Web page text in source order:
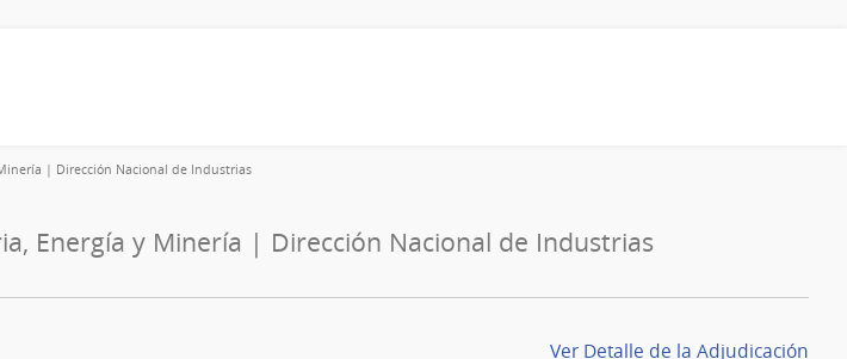
| Dirección Nacional de Industrias
Energía y Minería | Dirección Nacional de Industrias
Ver Detalle de la Adjudicación